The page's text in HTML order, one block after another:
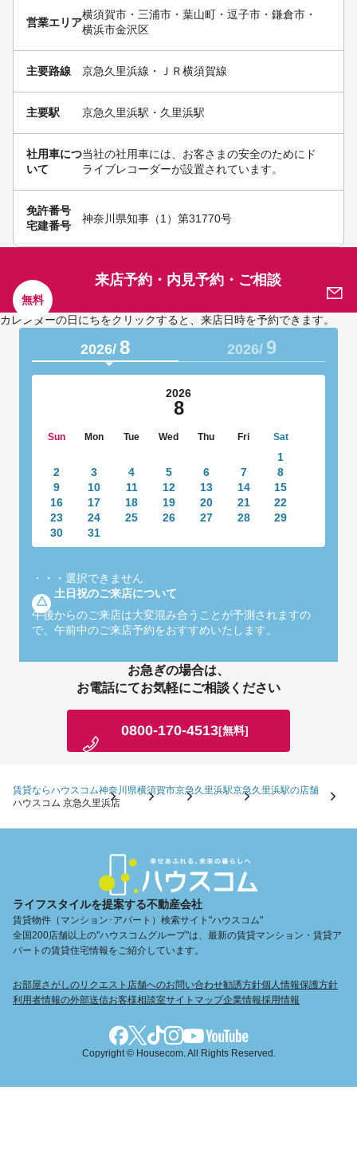
営業エリア
横須賀市・三浦市・葉山町・逗子市・鎌倉市・
横浜市金沢区
主要路線 京急久里浜線・ＪＲ横須賀線
主要駅 京急久里浜駅・久里浜駅
社用車につ
いて
当社の社用車には、お客さまの安全のためにド
ライブレコーダーが設置されています。
免許番号
宅建番号
神奈川県知事（1）第31770号
無料
来店予約・内見予約・ご相談
カレンダーの日にちをクリックすると、来店日時を予約できます。
2026/ 8 2026/ 9
2026
8
Sun Mon Tue Wed Thu Fri Sat
1
2
3 4 5 6 7
8
9
10 11 12 13 14
15
16
17 18 19 20 21
22
23
24 25 26 27 28
29
30
31
・・・ 選択できません
土日祝のご来店について
午後からのご来店は大変混み合うことが予測されますの
で、午前中のご来店予約をおすすめいたします。
お急ぎの場合は、
お電話にてお気軽にご相談ください
0800-170-4513[無料]
賃貸ならハウスコム神奈川県横須賀市京急久里浜駅京急久里浜駅の店舗
ハウスコム 京急久里浜店
ライフスタイルを提案する不動産会社
賃貸物件（マンション･アパート）検索サイト"ハウスコム"
全国200店舗以上の"ハウスコムグループ"は、最新の賃貸マンション・賃貸ア
パートの賃貸住宅情報をご紹介しています。
お部屋さがしのリクエスト 店舗へのお問い合わせ勧誘方針個人情報保護方針
利用者情報の外部送信お客様相談室サイトマップ企業情報採用情報
Copyright © Housecom. All Rights Reserved.